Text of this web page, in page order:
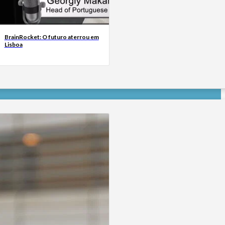
BrainRocket: O futuro aterrou em
Lisboa